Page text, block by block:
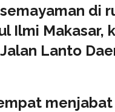
di
Ilmi Makasar,
Lanto
menjabat